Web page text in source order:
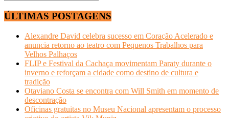
ÚLTIMAS POSTAGENS
Alexandre David celebra sucesso em Coração Acelerado e
anuncia retorno ao teatro com Pequenos Trabalhos para
Velhos Palhaços
FLIP e Festival da Cachaça movimentam Paraty durante o
inverno e reforçam a cidade como destino de cultura e
tradição
Otaviano Costa se encontra com Will Smith em momento de
descontração
Oficinas gratuitas no Museu Nacional apresentam o processo